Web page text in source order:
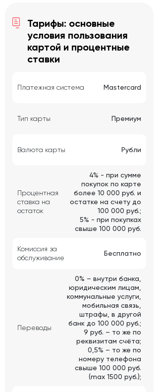
Тарифы: основные
условия пользования
картой и процентные
ставки
Платежная система Mastercard
Тип карты Премиум
Валюта карты Рубли
Процентная
ставка на
остаток
4% - при сумме
покупок по карте
более 10 000 руб. и
остатке на счету до
100 000 руб.;
5% - при покупках
свыше 100 000 руб.
Комиссия за
обслуживание
Бесплатно
Переводы
0% – внутри банка,
юридическим лицам,
коммунальные услуги,
мобильная связь,
штрафы, в другой
банк до 100 000 руб.;
9 руб. – то же по
реквизитам счёта;
0,5% – то же по
номеру телефона
свыше 100 000 руб.
(max 1500 руб.);